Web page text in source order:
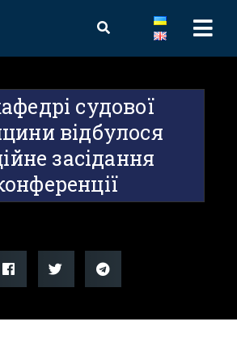
судової
відбулося
засідання